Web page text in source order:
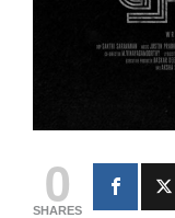
0
SHARES